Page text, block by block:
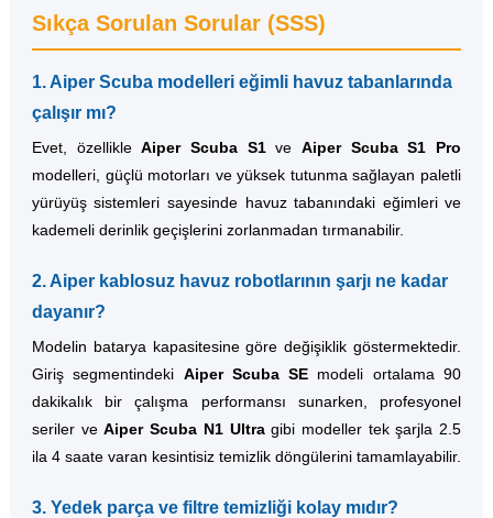
Sıkça Sorulan Sorular (SSS)
1. Aiper Scuba modelleri eğimli havuz tabanlarında
çalışır mı?
Evet, özellikleAiper Scuba S1veAiper Scuba S1 Pro
modelleri, güçlü motorları ve yüksek tutunma sağlayan paletli
yürüyüş sistemleri sayesinde havuz tabanındaki eğimleri ve
kademeli derinlik geçişlerini zorlanmadan tırmanabilir.
2. Aiper kablosuz havuz robotlarının şarjı ne kadar
dayanır?
Modelin batarya kapasitesine göre değişiklik göstermektedir.
Giriş segmentindeki Aiper Scuba SE modeli ortalama 90
dakikalık bir çalışma performansı sunarken, profesyonel
seriler veAiper Scuba N1 Ultragibi modeller tek şarjla 2.5
ila 4 saate varan kesintisiz temizlik döngülerini tamamlayabilir.
3. Yedek parça ve filtre temizliği kolay mıdır?